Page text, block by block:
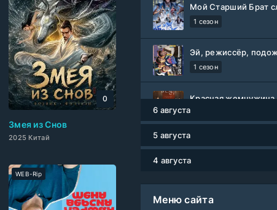
Змея из Снов
2025 Китай
0
WEB-Rip
1 сезон
1 сезон
Красная жемчужина
Древние пришельцы
1-5 сезон
6 августа
5 августа
4 августа
Меню сайта